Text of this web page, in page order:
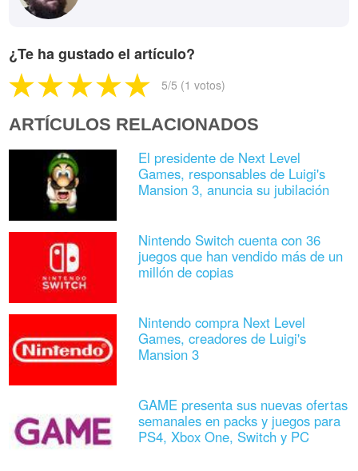
¿Te ha gustado el artículo?
5/5 (1 votos)
ARTÍCULOS RELACIONADOS
El presidente de Next Level
Games, responsables de Luigi's
Mansion 3, anuncia su jubilación
Nintendo Switch cuenta con 36
juegos que han vendido más de un
millón de copias
Nintendo compra Next Level
Games, creadores de Luigi's
Mansion 3
GAME presenta sus nuevas ofertas
semanales en packs y juegos para
PS4, Xbox One, Switch y PC